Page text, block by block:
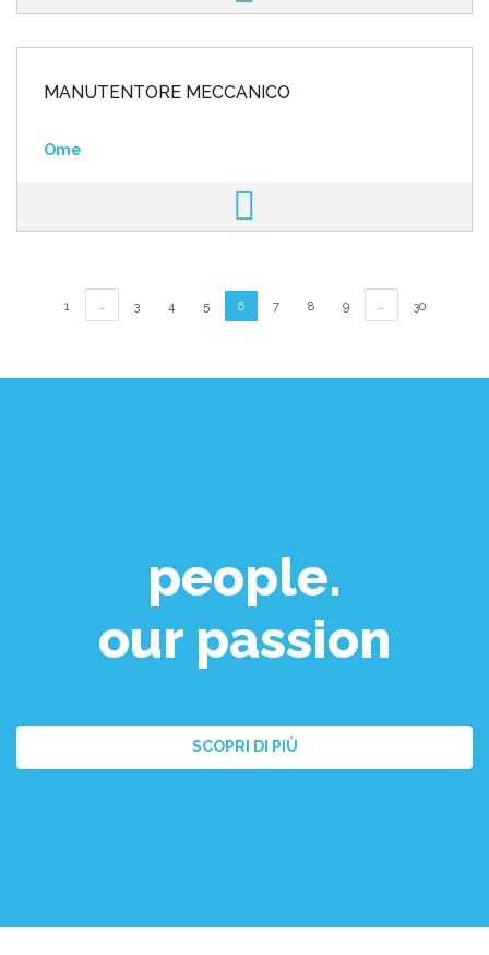
MANUTENTORE MECCANICO
Ome
1 3 4 5 6 7 8 9 30
people.
our passion
SCOPRI DI PIÙ